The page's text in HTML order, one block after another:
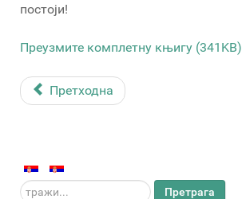
постоји!
Преузмите комплетну књигу (341KB)
Претходна
тражи... Претрага